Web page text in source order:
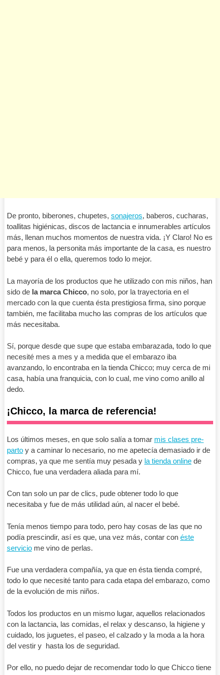
De pronto, biberones, chupetes, sonajeros, baberos, cucharas,
toallitas higiénicas, discos de lactancia e innumerables artículos
más, llenan muchos momentos de nuestra vida. ¡Y Claro! No es
para menos, la personita más importante de la casa, es nuestro
bebé y para él o ella, queremos todo lo mejor.
La mayoría de los productos que he utilizado con mis niños, han
sido de la marca Chicco, no solo, por la trayectoria en el
mercado con la que cuenta ésta prestigiosa firma, sino porque
también, me facilitaba mucho las compras de los artículos que
más necesitaba.
Sí, porque desde que supe que estaba embarazada, todo lo que
necesité mes a mes y a medida que el embarazo iba
avanzando, lo encontraba en la tienda Chicco; muy cerca de mi
casa, había una franquicia, con lo cual, me vino como anillo al
dedo.
¡Chicco, la marca de referencia!
Los últimos meses, en que solo salía a tomar mis clases pre-
partoy a caminar lo necesario, no me apetecía demasiado ir de
compras, ya que me sentía muy pesada y la tienda onlinede
Chicco, fue una verdadera aliada para mí.
Con tan solo un par de clics, pude obtener todo lo que
necesitaba y fue de más utilidad aún, al nacer el bebé.
Tenía menos tiempo para todo, pero hay cosas de las que no
podía prescindir, así es que, una vez más, contar con éste
serviciome vino de perlas.
Fue una verdadera compañía, ya que en ésta tienda compré,
todo lo que necesité tanto para cada etapa del embarazo, como
de la evolución de mis niños.
Todos los productos en un mismo lugar, aquellos relacionados
con la lactancia, las comidas, el relax y descanso, la higiene y
cuidado, los juguetes, el paseo, el calzado y la moda a la hora
del vestir y hasta los de seguridad.
Por ello, no puedo dejar de recomendar todo lo que Chicco tiene